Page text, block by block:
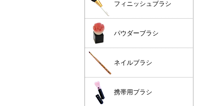
フィニッシュブラシ
パウダーブラシ
ネイルブラシ
携帯用ブラシ